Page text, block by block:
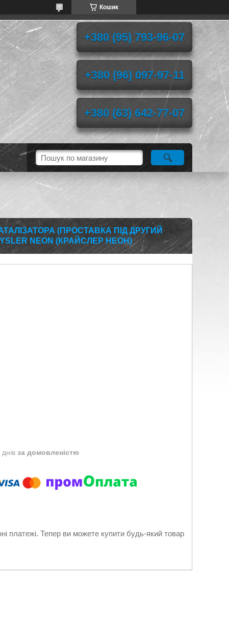
Кошик
+380 (95) 793-96-07
+380 (96) 097-97-11
+380 (63) 642-77-07
(ПРОСТАВКА ПІД ДРУГИЙ
NEON (КРАЙСЛЕР НЕОН)
за домовленістю
платежі. Тепер ви можете купити будь-який товар